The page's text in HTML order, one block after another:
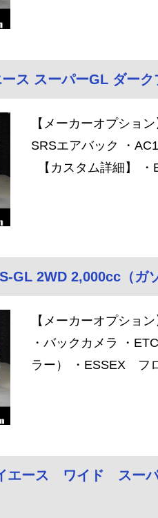
ス スーパーGL ダー
【メーカーオプショ
SRSエアバック ・
【カスタム詳細】
GL 2WD 2,000cc（ガ
【メーカーオプショ
・バックカメラ ・
ラー） ・ESSEX フ
エース ワイド スー